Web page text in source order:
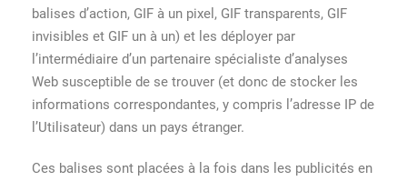
balises d’action, GIF à un pixel, GIF transparents, GIF
invisibles et GIF un à un) et les déployer par
l’intermédiaire d’un partenaire spécialiste d’analyses
Web susceptible de se trouver (et donc de stocker les
informations correspondantes, y compris l’adresse IP de
l’Utilisateur) dans un pays étranger.
Ces balises sont placées à la fois dans les publicités en